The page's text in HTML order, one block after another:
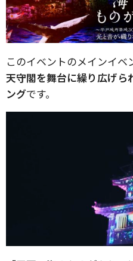
このイベントのメインイベ
天守閣を舞台に繰り広げら
ングです。